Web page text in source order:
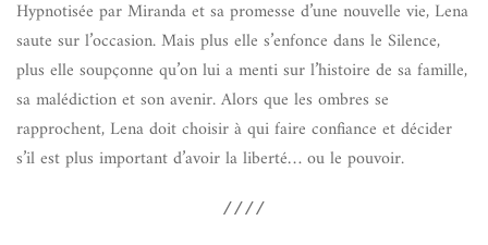
Hypnotisée par Miranda et sa promesse d’une nouvelle vie, Lena
saute sur l’occasion. Mais plus elle s’enfonce dans le Silence,
plus elle soupçonne qu’on lui a menti sur l’histoire de sa famille,
sa malédiction et son avenir. Alors que les ombres se
rapprochent, Lena doit choisir à qui faire confiance et décider
s’il est plus important d’avoir la liberté… ou le pouvoir.
////